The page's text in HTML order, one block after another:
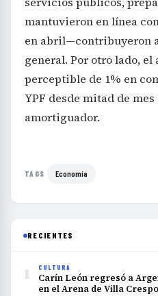
mantuvieron en línea
en abril—contribuyeron
general. Por otro lado, el
perceptible de 1% en
YPF desde mitad de
amortiguador.
TAGS Economía
RECIENTES
1 CULTURA
Carín León regresó a
en el Arena de Villa Crespo